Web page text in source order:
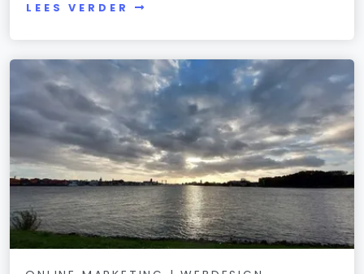
LEES VERDER